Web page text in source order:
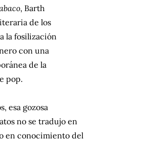
, Barth
de los
la fosilización
con una
de la
pop.
esa gozosa
no se tradujo en
en conocimiento del